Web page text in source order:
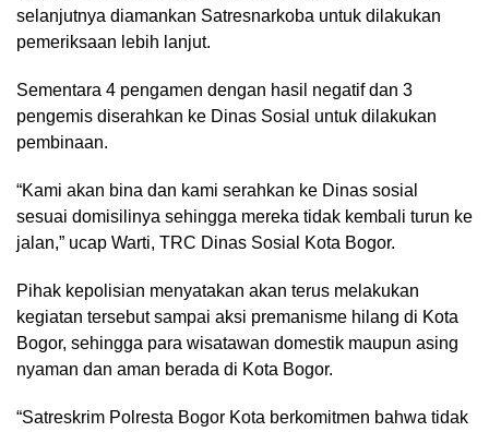
selanjutnya diamankan Satresnarkoba untuk dilakukan
pemeriksaan lebih lanjut.
Sementara 4 pengamen dengan hasil negatif dan 3
pengemis diserahkan ke Dinas Sosial untuk dilakukan
pembinaan.
“Kami akan bina dan kami serahkan ke Dinas sosial
sesuai domisilinya sehingga mereka tidak kembali turun ke
jalan,” ucap Warti, TRC Dinas Sosial Kota Bogor.
Pihak kepolisian menyatakan akan terus melakukan
kegiatan tersebut sampai aksi premanisme hilang di Kota
Bogor, sehingga para wisatawan domestik maupun asing
nyaman dan aman berada di Kota Bogor.
“Satreskrim Polresta Bogor Kota berkomitmen bahwa tidak